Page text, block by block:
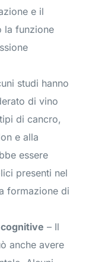
e il
la funzione
studi hanno
di vino
di cancro,
e alla
essere
presenti nel
formazione di
– Il
anche avere